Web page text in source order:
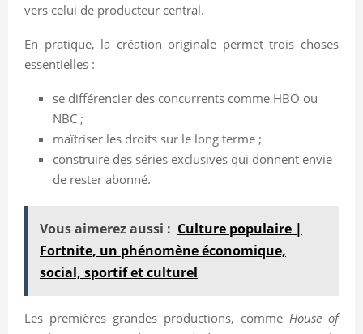
vers celui de producteur central.
En pratique, la création originale permet trois choses
essentielles :
se différencier des concurrents comme HBO ou
NBC ;
maîtriser les droits sur le long terme ;
construire des séries exclusives qui donnent envie
de rester abonné.
Vous aimerez aussi : Culture populaire |
Fortnite, un phénomène économique,
social, sportif et culturel
Les premières grandes productions, comme House of